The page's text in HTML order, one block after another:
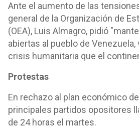
Ante el aumento de las
general de la Organización de
(OEA), Luis Almagro, pidió
abiertas al pueblo de
crisis humanitaria que el
Protestas
En rechazo al plan económico
principales partidos opositores
de 24 horas el martes.